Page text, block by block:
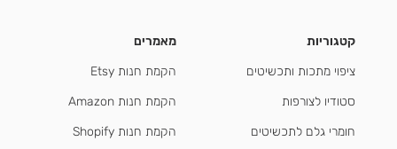
קטגוריות
ציפוי מתכות ותכשיטים
סטודיו לצורפות
חומרי גלם לתכשיטים
מאמרים
הקמת חנות Etsy
הקמת חנות Amazon
הקמת חנות Shopify